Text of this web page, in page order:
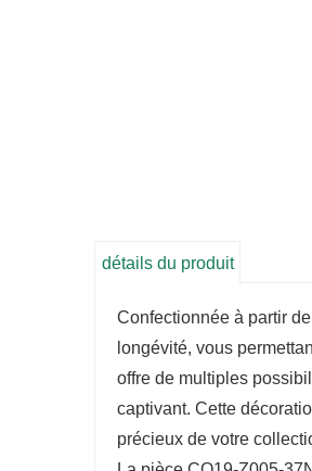
détails du produit
Confectionnée à partir
longévité, vous
offre de multiples
captivant. Cette
précieux de votre